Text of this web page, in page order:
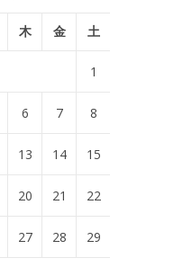
木 金 土
1
6 7 8
13 14 15
20 21 22
27 28 29